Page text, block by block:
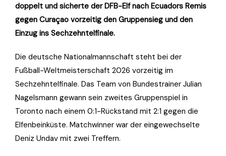
doppelt und sicherte der DFB-Elf nach Ecuadors Remis
gegen Curaçao vorzeitig den Gruppensieg und den
Einzug ins Sechzehntelfinale.
Die deutsche Nationalmannschaft steht bei der
Fußball-Weltmeisterschaft 2026 vorzeitig im
Sechzehntelfinale. Das Team von Bundestrainer Julian
Nagelsmann gewann sein zweites Gruppenspiel in
Toronto nach einem 0:1-Rückstand mit 2:1 gegen die
Elfenbeinküste. Matchwinner war der eingewechselte
Deniz Undav mit zwei Treffern.